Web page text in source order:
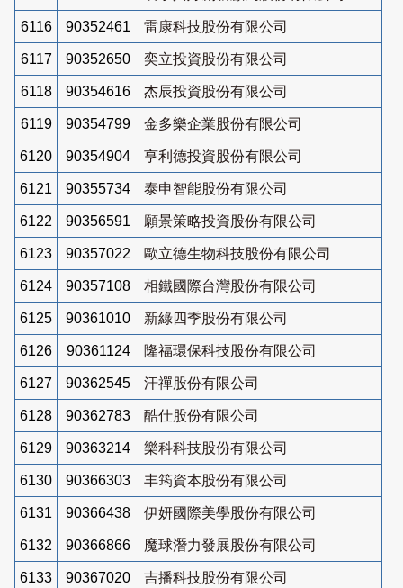
6116 90352461 雷康科技股份有限公司
6117 90352650 奕立投資股份有限公司
6118 90354616 杰辰投資股份有限公司
6119 90354799 金多樂企業股份有限公司
6120 90354904 亨利德投資股份有限公司
6121 90355734 泰申智能股份有限公司
6122 90356591 願景策略投資股份有限公司
6123 90357022 歐立德生物科技股份有限公司
6124 90357108 相鐵國際台灣股份有限公司
6125 90361010 新綠四季股份有限公司
6126 90361124 隆福環保科技股份有限公司
6127 90362545 汗禪股份有限公司
6128 90362783 酷仕股份有限公司
6129 90363214 樂科科技股份有限公司
6130 90366303 丰筠資本股份有限公司
6131 90366438 伊妍國際美學股份有限公司
6132 90366866 魔球潛力發展股份有限公司
6133 90367020 吉播科技股份有限公司